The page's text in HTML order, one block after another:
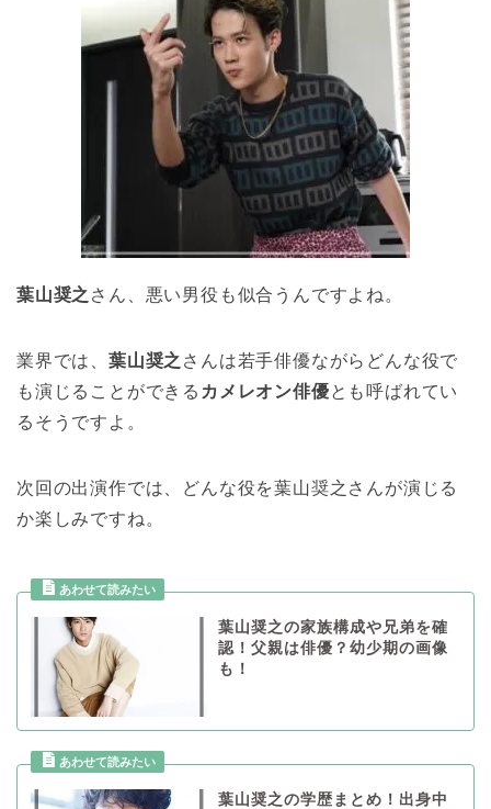
葉山奨之 さん、悪い男役も似合うんですよね。
業界では、 葉山奨之 さんは若手俳優ながらどんな役で
も演じることができる カメレオン俳優とも呼ばれてい
るそうですよ。
次回の出演作では、どんな役を葉山奨之さんが演じる
か楽しみですね。
葉山奨之の家族構成や兄弟を確
認！父親は俳優？幼少期の画像
も！
葉山奨之の学歴まとめ！出身中